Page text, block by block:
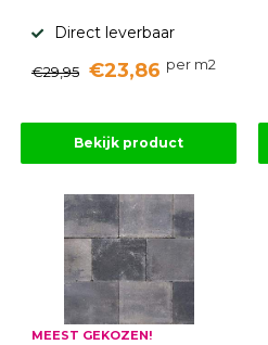
(informatie)
Onlinebestrating.nl
9.1
gebaseerd
Direct leverbaar
€29,95 €23,86 per m2
Bekijk product
MEEST GEKOZEN!